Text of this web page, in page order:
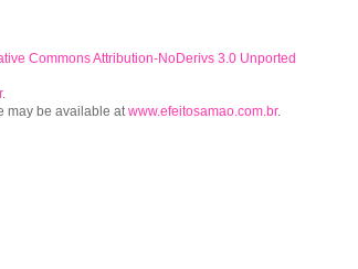
Commons Attribution-NoDerivs 3.0 Unported
.
may be available at www.efeitosamao.com.br.